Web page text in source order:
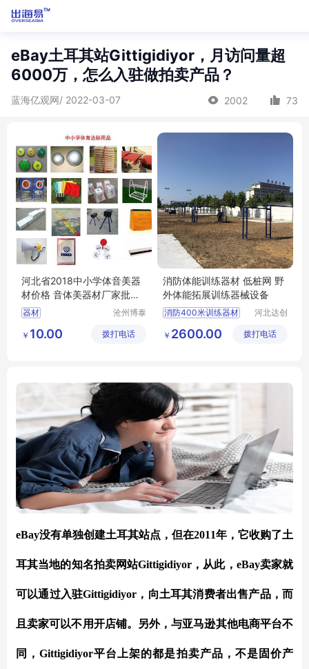
eBay土耳其站Gittigidiyor，月访问量超
6000万，怎么入驻做拍卖产品？
蓝海亿观网/ 2022-03-07 2002 73
河北省2018中小学体音美器
材价格 音体美器材厂家批发
学校达标器材厂家
器材
沧州博泰
有限公司
￥ 10.00 拨打电话
消防体能训练器材 低桩网 野
外体能拓展训练器械设备
消防400米训练器材
警八项体能训练器材
河北达创
有限公司
￥ 2600.00 拨打电话
eBay没有单独创建土耳其站点，但在2011年，它收购了土
耳其当地的知名拍卖网站Gittigidiyor，从此，eBay卖家就
可以通过入驻Gittigidiyor，向土耳其消费者出售产品，而
且卖家可以不用开店铺。另外，与亚马逊其他电商平台不
同，Gittigidiyor平台上架的都是拍卖产品，不是固价产